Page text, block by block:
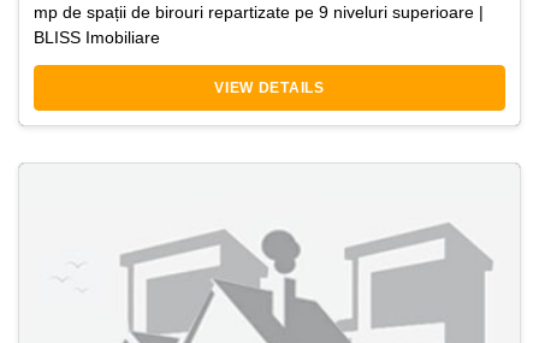
mp de spații de birouri repartizate pe 9 niveluri superioare |
BLISS Imobiliare
VIEW DETAILS